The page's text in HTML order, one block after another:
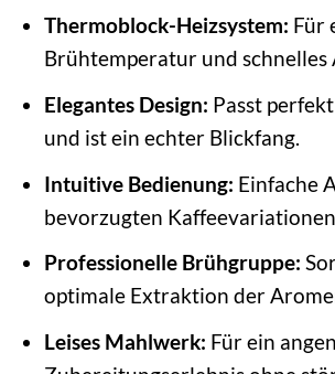
Thermoblock-Heizsystem: Für
Brühtemperatur und schnelles
Elegantes Design: Passt
und ist ein echter Blickfang.
Intuitive Bedienung: Einfache
bevorzugten Kaffeevariationen.
Professionelle Brühgruppe:
optimale Extraktion der
Leises Mahlwerk: Für ein